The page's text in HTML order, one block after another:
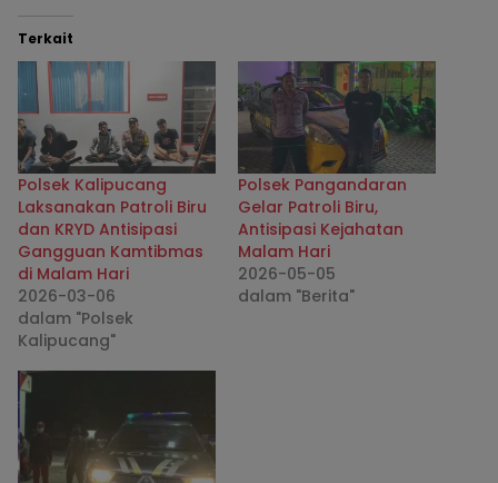
Terkait
Polsek Kalipucang
Laksanakan Patroli Biru
dan KRYD Antisipasi
Gangguan Kamtibmas
di Malam Hari
2026-03-06
dalam "Polsek
Kalipucang"
Polsek Pangandaran
Gelar Patroli Biru,
Antisipasi Kejahatan
Malam Hari
2026-05-05
dalam "Berita"